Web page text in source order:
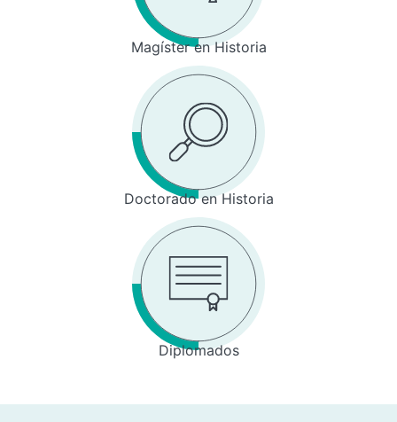
Magíster en Historia
Doctorado en Historia
Diplomados